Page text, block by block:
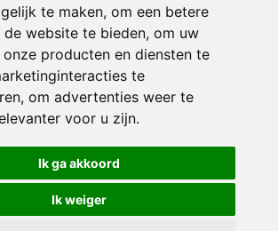
te maken, om een betere
website te bieden, om uw
onze producten en diensten te
te
, om advertenties weer te
voor u zijn.
Ik ga akkoord
Ik weiger
| Alle rechten voorbehouden
| Klachtenregeling|RSIN en Anbi
voorkeuren
Crealisatie The MindOffice